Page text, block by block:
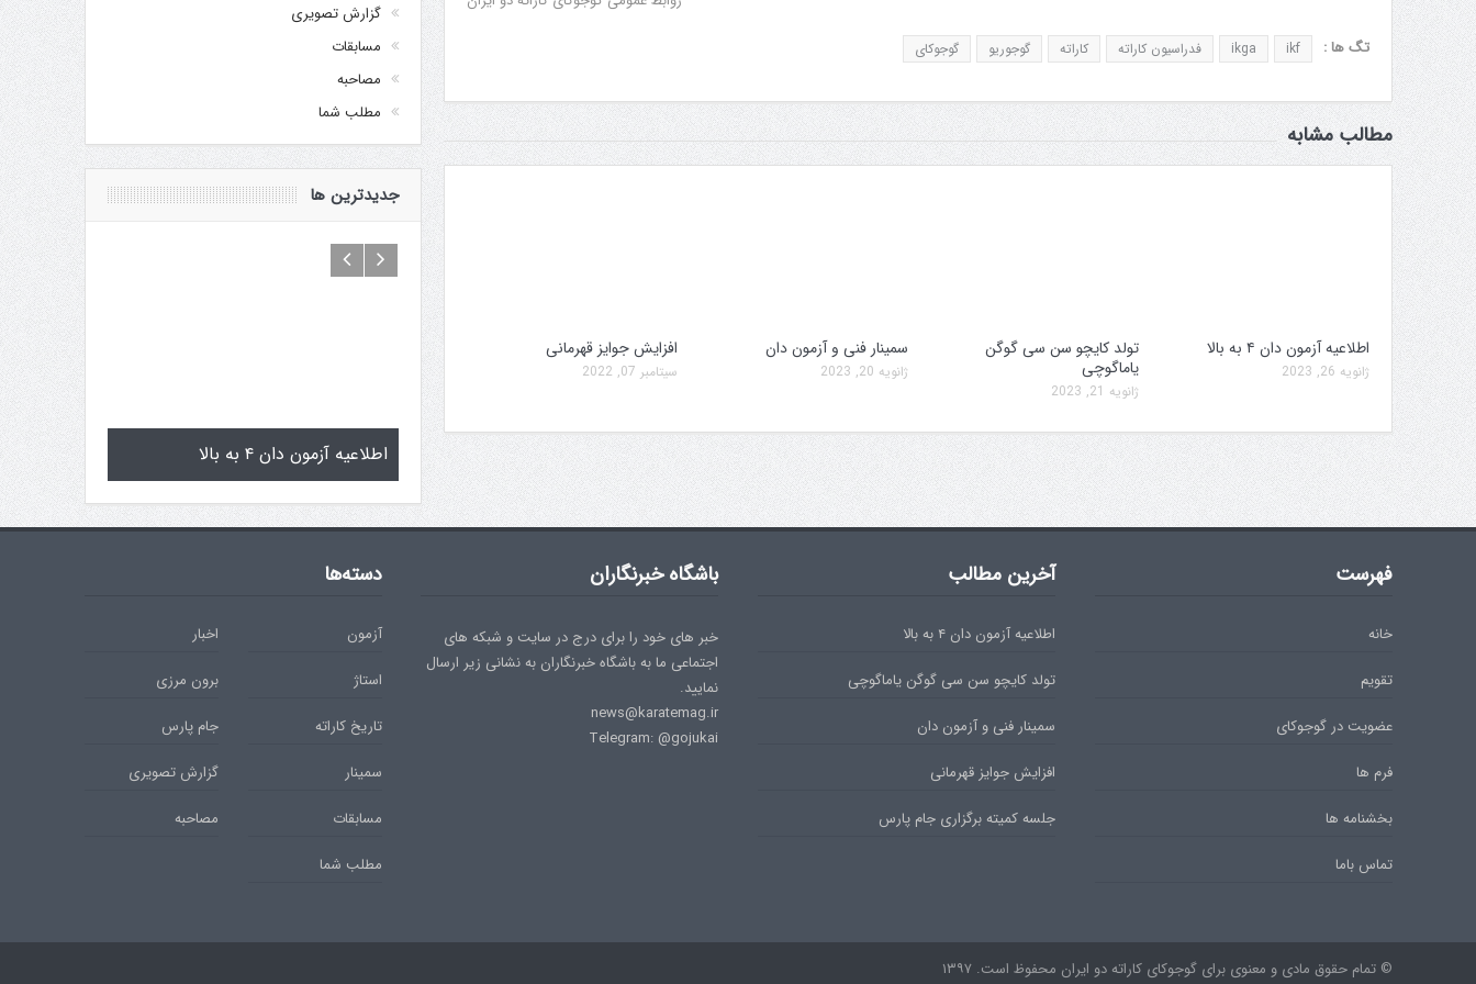
تگ ها : ikf
ikga فدراسیون کاراته کاراته گوجوریو گوجوکای
مطالب مشابه
اطلاعیه آزمون دان ۴ به بالا
ژانویه 26, 2023
تولد کایچو سن سی گوگن
یاماگوچی
ژانویه 21, 2023
سمینار فنی و آزمون دان
ژانویه 20, 2023
افزایش جوایز قهرمانی
سپتامبر 07, 2022
گزارش تصویری
مسابقات
مصاحبه
مطلب شما
جدیدترین ها
اطلاعیه آزمون دان ۴ به بالا تولد کایچو سن سی گوگن یاماگوچی سمینار فنی و آزمون دان افزایش جوایز قهرمانی کمیته برگزاری جام پارس
فهرست
خانه
تقویم
عضویت در گوجوکای
فرم ها
بخشنامه ها
تماس باما
آخرین مطالب
اطلاعیه آزمون دان ۴ به بالا
تولد کایچو سن سی گوگن یاماگوچی
سمینار فنی و آزمون دان
افزایش جوایز قهرمانی
جلسه کمیته برگزاری جام پارس
باشگاه خبرنگاران
خبر های خود را برای درج در سایت و شبکه های
اجتماعی ما به باشگاه خبرنگاران به نشانی زیر ارسال
نمایید.
news@karatemag.ir
Telegram: @gojukai
دسته‌ها
آزمون
اخبار
استاژ
برون مرزی
تاریخ کاراته
جام پارس
سمینار
گزارش تصویری
مسابقات
مصاحبه
مطلب شما
© تمام حقوق مادی و معنوی برای گوجوکای کاراته دو ایران محفوظ است. ۱۳۹۷